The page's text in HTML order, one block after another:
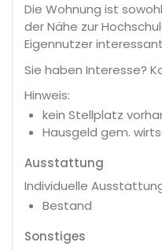
Die Wohnung ist
der Nähe zur
Eigennutzer
Sie haben Interesse?
Hinweis:
kein Stellplatz
Hausgeld gem.
Ausstattung
Individuelle
Bestand
Sonstiges